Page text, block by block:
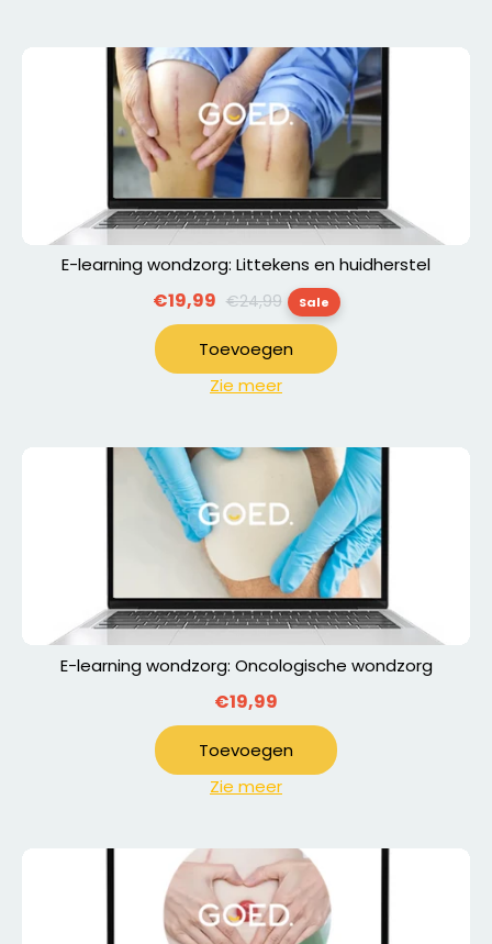
E-learning wondzorg: Littekens en huidherstel
€19,99 Normale
prijs
€24,99 Sale
Toevoegen
Zie meer
E-learning wondzorg: Oncologische wondzorg
€19,99
Toevoegen
Zie meer